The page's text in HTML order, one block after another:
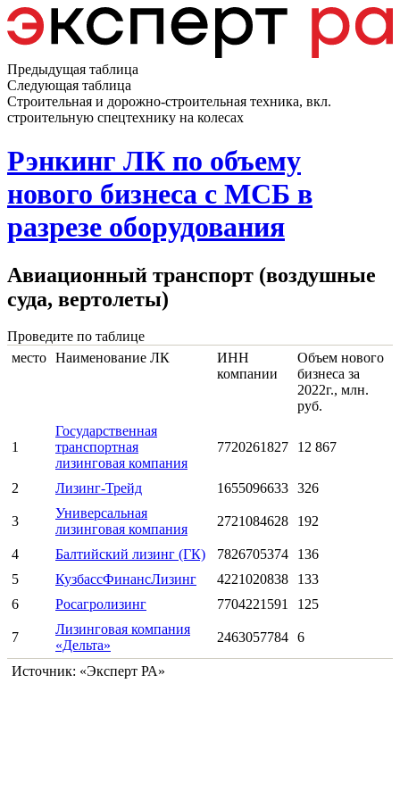
Предыдущая таблица
Следующая таблица
Строительная и дорожно-строительная техника, вкл.
строительную спецтехнику на колесах
Рэнкинг ЛК по объему
нового бизнеса с МСБ в
разрезе оборудования
Авиационный транспорт (воздушные
суда, вертолеты)
Проведите по таблице
место Наименование ЛК
ИНН
компании
Объем нового
бизнеса за
2022г., млн.
руб.
1
Государственная
транспортная
лизинговая компания
7720261827 12 867
2 Лизинг-Трейд 1655096633 326
3
Универсальная
лизинговая компания
2721084628 192
4 Балтийский лизинг (ГК) 7826705374
136
5
КузбассФинансЛизинг 4221020838
133
6
Росагролизинг 7704221591 125
7
Лизинговая компания
«Дельта»
2463057784 6
Источник: «Эксперт РА»